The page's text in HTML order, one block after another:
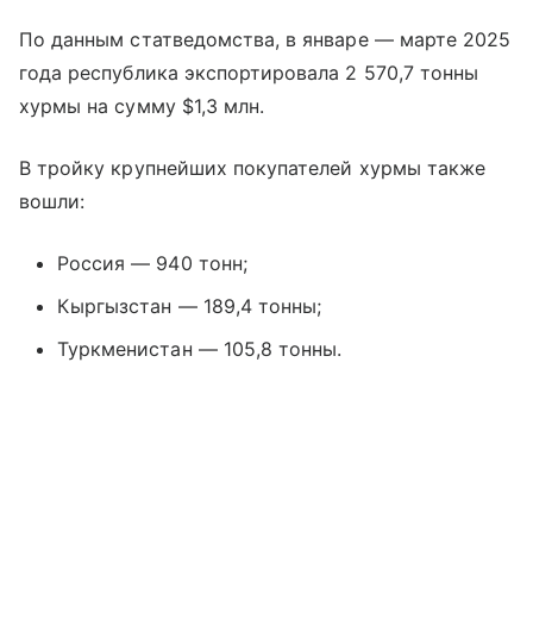
По данным статведомства, в январе — марте 2025
года республика экспортировала 2 570,7 тонны
хурмы на сумму $1,3 млн.
В тройку крупнейших покупателей хурмы также
вошли:
Россия — 940 тонн;
Кыргызстан — 189,4 тонны;
Туркменистан — 105,8 тонны.